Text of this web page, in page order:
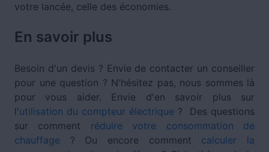
votre lancée, celle des économies.
En savoir plus
Besoin d'un devis ? Envie de contacter un conseiller
pour une question ? N'hésitez pas, nous sommes là
pour vous aider. Envie d'en savoir plus sur
l'utilisation du compteur électrique ? Des questions
sur comment réduire votre consommation de
chauffage ? Ou encore comment calculer la